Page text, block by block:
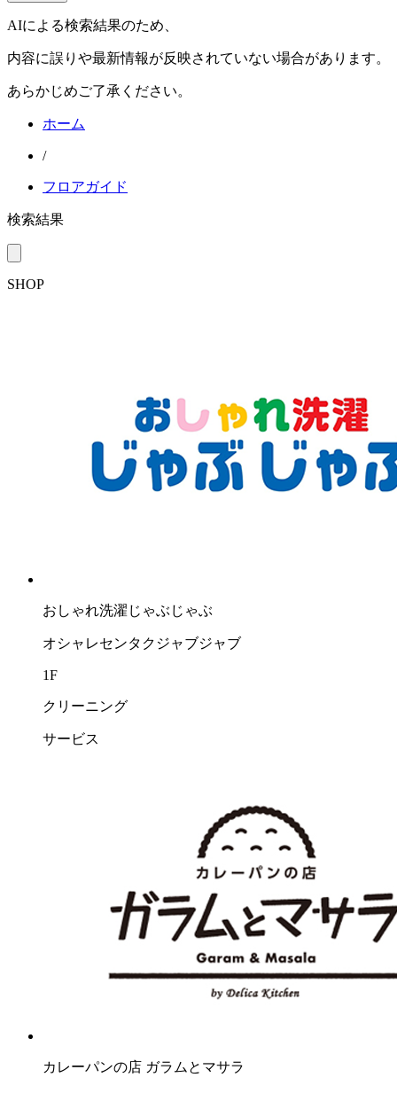
AIによる検索結果のため、
内容に誤りや最新情報が反映されていない場合があります。
あらかじめご了承ください。
ホーム
/
フロアガイド
検索結果
SHOP
おしゃれ洗濯じゃぶじゃぶ
オシャレセンタクジャブジャブ
1F
クリーニング
サービス
カレーパンの店 ガラムとマサラ